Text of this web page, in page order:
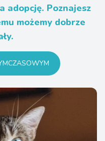
adopcję. Poznajesz
możemy dobrze